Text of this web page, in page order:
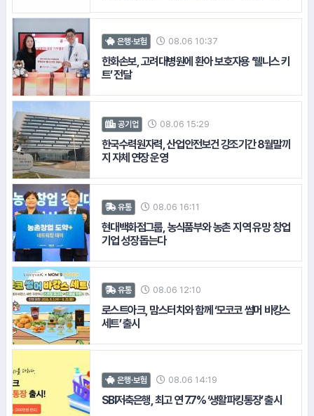
13.LG생활건강
은행·보험 08.06 10:37
한화손보, 고려대병원에 환아 보호자용 ‘웰니스 키
트’ 전달
공기업 08.06 15:29
한국수력원자력, 산업안전보건 강조기간 8월말까
지 자체 연장 운영
유통 08.06 16:11
현대백화점그룹, 농식품부와 농촌 지역 유망 창업
기업 성장 돕는다
유통 08.06 12:10
로스트아크, 맘스터치와 함께 ‘모코코 썸머 바캉스
세트’ 출시
은행·보험 08.06 14:19
SBI저축은행, 최고 연 7.7% ‘생활파킹통장’ 출시
#LG유플러스
#한국수력원자력
#아모레퍼시픽